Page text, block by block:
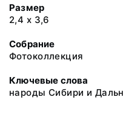
Размер
2,4 х 3,6
Собрание
Фотоколлекция
Ключевые слова
народы Сибири и